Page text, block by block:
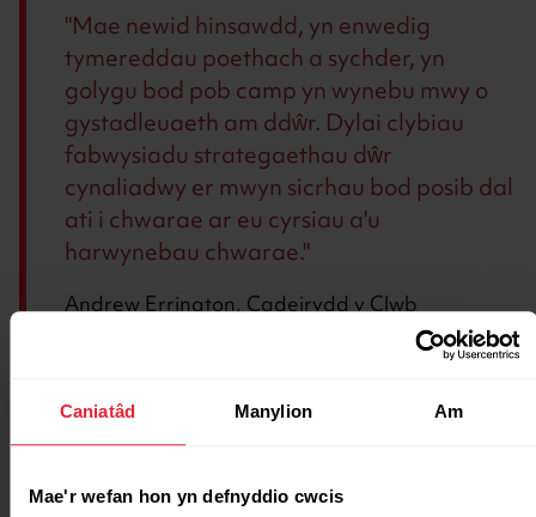
Caniatâd Manylion Am
Mae'r wefan hon yn defnyddio cwcis
"Mae newid hinsawdd, yn enwedig
tymereddau poethach a sychder, yn
golygu bod pob camp yn wynebu mwy o
gystadleuaeth am ddŵr. Dylai clybiau
fabwysiadu strategaethau dŵr
cynaliadwy er mwyn sicrhau bod posib dal
ati i chwarae ar eu cyrsiau a'u
harwynebau chwarae.
Andrew Errington, Cadeirydd y Clwb
Creu cyfleusterau
cynaliadwy yng Nghlwb
Criced Ynystawe